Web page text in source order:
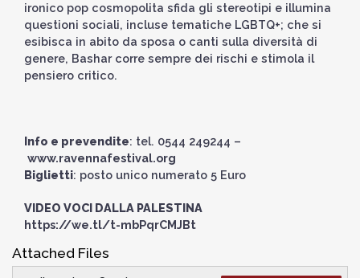
ironico pop cosmopolita sfida gli stereotipi e illumina
questioni sociali, incluse tematiche LGBTQ+; che si
esibisca in abito da sposa o canti sulla diversità di
genere, Bashar corre sempre dei rischi e stimola il
pensiero critico.
Info e prevendite: tel. 0544 249244 –
www.ravennafestival.org
Biglietti: posto unico numerato 5 Euro
VIDEO VOCI DALLA PALESTINA
https://we.tl/t-mbPqrCMJBt
Attached Files